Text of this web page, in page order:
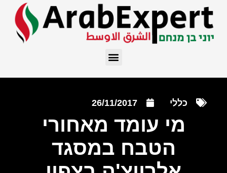
כללי 26/11/2017
מי עומד מאחורי
הטבח במסגד